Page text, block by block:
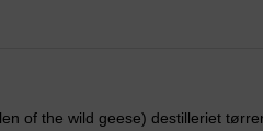
of the wild geese) destilleriet